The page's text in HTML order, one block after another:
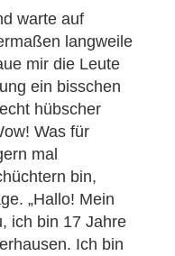
warte auf
langweile
mir die Leute
ein bisschen
hübscher
Was für
mal
bin,
„Hallo! Mein
ich bin 17 Jahre
Ich bin